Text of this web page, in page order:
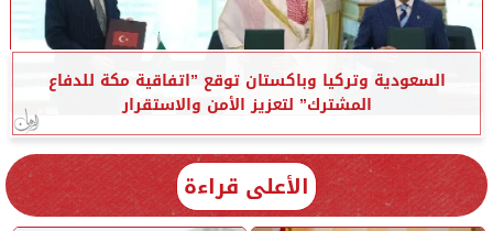
السعودية وتركيا وباكستان توقع ”اتفاقية مكة للدفاع
المشترك” لتعزيز الأمن والاستقرار
الأعلى قراءة